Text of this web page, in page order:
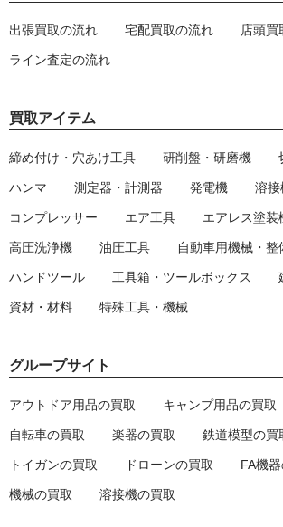
出張買取の流れ 宅配買取の流れ 店頭買
ライン査定の流れ
買取アイテム
締め付け・穴あけ工具 研削盤・研磨機
ハンマ 測定器・計測器 発電機 溶接
コンプレッサー エア工具 エアレス塗装
高圧洗浄機 油圧工具 自動車用機械・整
ハンドツール 工具箱・ツールボックス
資材・材料 特殊工具・機械
グループサイト
アウトドア用品の買取 キャンプ用品の買取
自転車の買取 楽器の買取 鉄道模型の買
トイガンの買取 ドローンの買取 FA機
機械の買取 溶接機の買取